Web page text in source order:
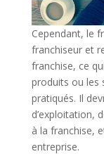
Cependant, le
franchiseur et
franchise, ce
produits ou les
pratiqués. Il
d’exploitation,
à la franchise,
entreprise.